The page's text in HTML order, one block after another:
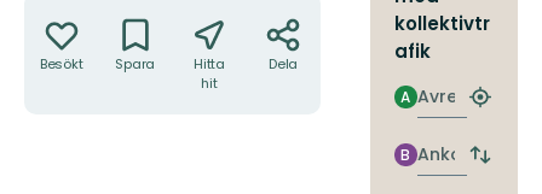
Besökt Spara
Hitta
hit
Dela
kollektivtr
afik
Avresa
A
Hitta
Ankomst
B
Byt